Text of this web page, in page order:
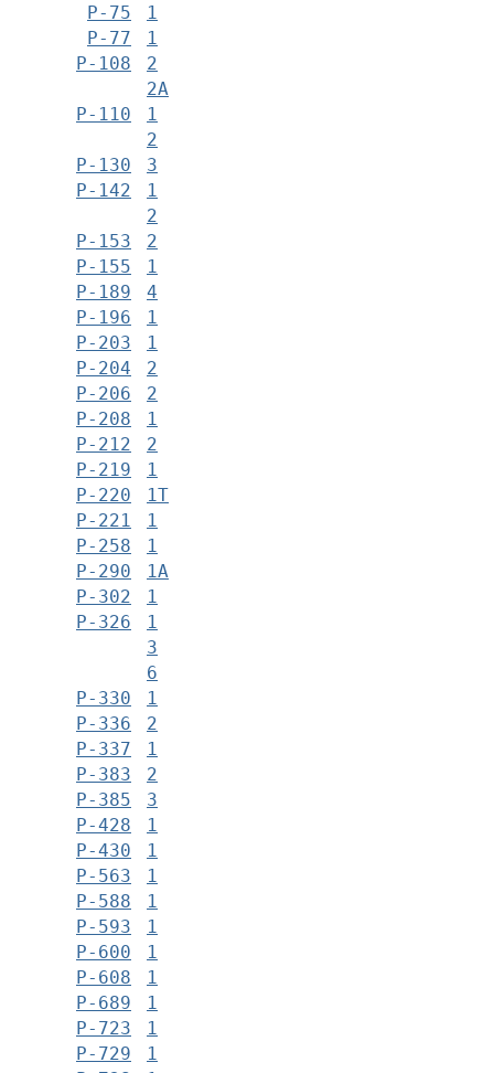
Р-75
1
Р-77
1
Р-108
2
2А
Р-110
1
2
Р-130
3
Р-142
1
2
Р-153
2
Р-155
1
Р-189
4
Р-196
1
Р-203
1
Р-204
2
Р-206
2
Р-208
1
Р-212
2
Р-219
1
Р-220
1Т
Р-221
1
Р-258
1
Р-290
1А
Р-302
1
Р-326
1
3
6
Р-330
1
Р-336
2
Р-337
1
Р-383
2
Р-385
3
Р-428
1
Р-430
1
Р-563
1
Р-588
1
Р-593
1
Р-600
1
Р-608
1
Р-689
1
Р-723
1
Р-729
1